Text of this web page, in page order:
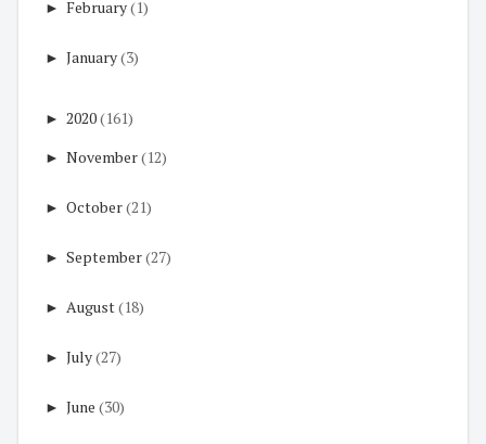
► February(1)
► January(3)
► 2020(161)
► November(12)
► October(21)
► September(27)
► August(18)
► July(27)
► June (30)